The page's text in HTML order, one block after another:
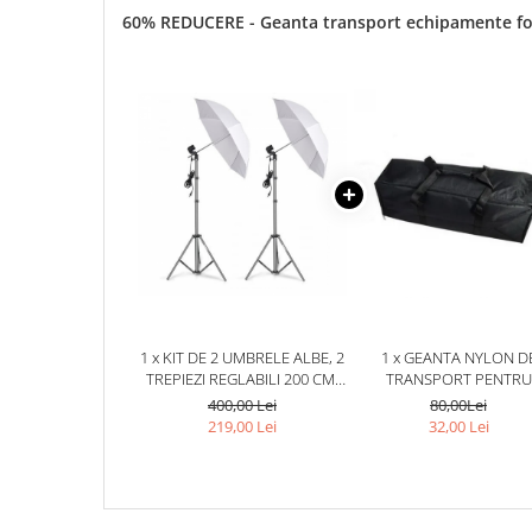
60% REDUCERE - Geanta transport echipamente
1 x KIT DE 2 UMBRELE ALBE, 2
TREPIEZI REGLABILI 200 CM,
FARA BECURI
400,00 Lei
219,00 Lei
1 x GEANTA NYLON
TRANSPORT PENTRU
ECHIPAMENTE
STUDIO,DIMENSIUNI
80,00Lei
32,00 Lei